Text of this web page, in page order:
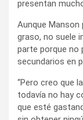
presentan
Aunque
graso, no suele
parte porque no
secundarios en
“Pero creo que
todavía no hay
que esté